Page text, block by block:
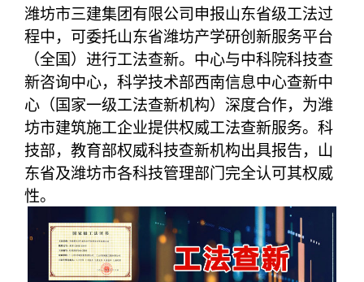
潍坊市三建集团有限公司申报山东省级工法过
程中，可委托山东省潍坊产学研创新服务平台
（全国）进行工法查新。中心与中科院科技查
新咨询中心，科学技术部西南信息中心查新中
心（国家一级工法查新机构）深度合作，为潍
坊市建筑施工企业提供权威工法查新服务。科
技部，教育部权威科技查新机构出具报告，山
东省及潍坊市各科技管理部门完全认可其权威
性。